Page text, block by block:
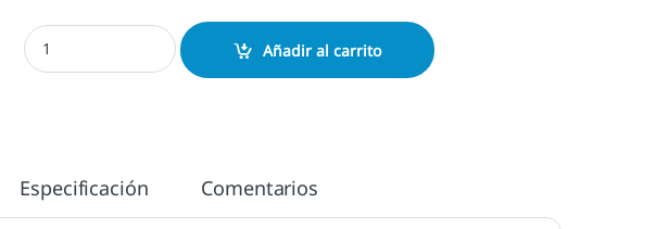
Barras Lacre Aladine Rojo cantidad
Añadir al carrito
Especificación Comentarios